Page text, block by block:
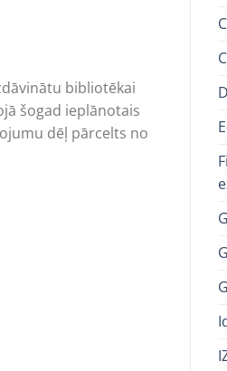
bibliotēkai
šogad ieplānotais
dēļ pārcelts no